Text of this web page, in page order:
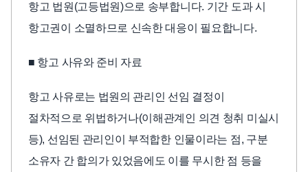
항고 법원(고등법원)으로 송부합니다. 기간 도과 시
항고권이 소멸하므로 신속한 대응이 필요합니다.
■ 항고 사유와 준비 자료
항고 사유로는 법원의 관리인 선임 결정이
절차적으로 위법하거나(이해관계인 의견 청취 미실시
등), 선임된 관리인이 부적합한 인물이라는 점, 구분
소유자 간 합의가 있었음에도 이를 무시한 점 등을